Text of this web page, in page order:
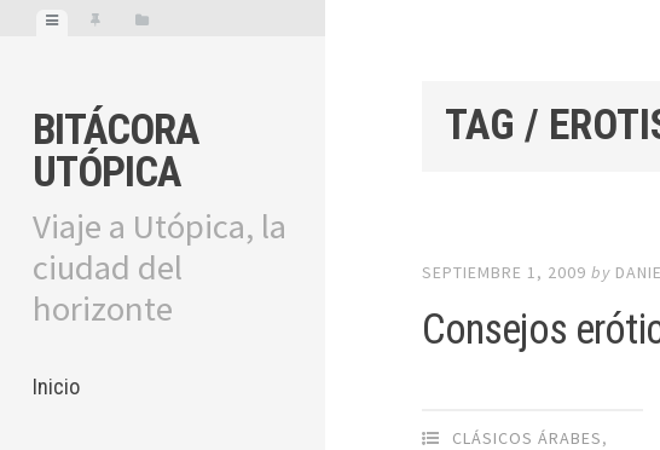
BITÁCORA
UTÓPICA
Viaje a Utópica, la
ciudad del
horizonte
Inicio
TAG /
SEPTIEMBRE 1, 2009 by
Consejos
CLÁSICOS ÁRABES,